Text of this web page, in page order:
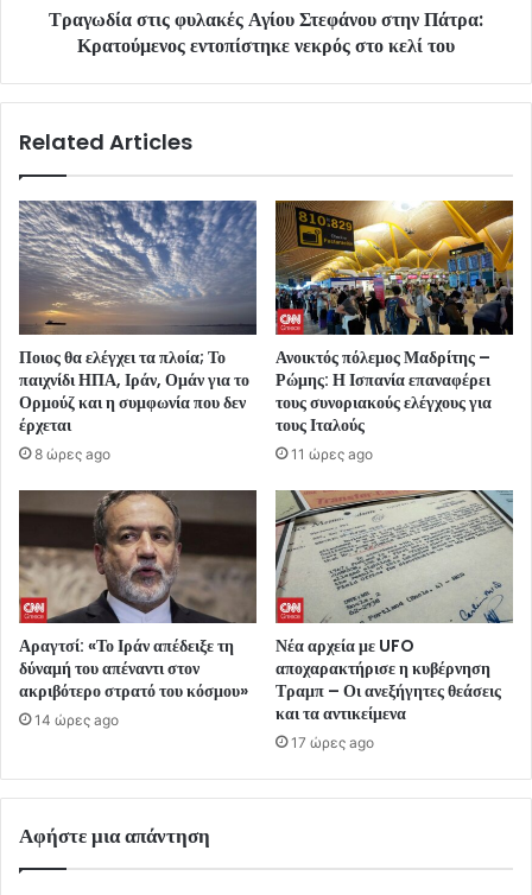
Τραγωδία στις φυλακές Αγίου Στεφάνου στην Πάτρα:
Κρατούμενος εντοπίστηκε νεκρός στο κελί του
Related Articles
Ποιος θα ελέγχει τα πλοία; Το
παιχνίδι ΗΠΑ, Ιράν, Ομάν για το
Ορμούζ και η συμφωνία που δεν
έρχεται
8 ώρες ago
Ανοικτός πόλεμος Μαδρίτης –
Ρώμης: Η Ισπανία επαναφέρει
τους συνοριακούς ελέγχους για
τους Ιταλούς
11 ώρες ago
Αραγτσί: «Το Ιράν απέδειξε τη
δύναμή του απέναντι στον
ακριβότερο στρατό του κόσμου»
14 ώρες ago
Νέα αρχεία με UFO
αποχαρακτήρισε η κυβέρνηση
Τραμπ – Οι ανεξήγητες θεάσεις
και τα αντικείμενα
17 ώρες ago
Αφήστε μια απάντηση